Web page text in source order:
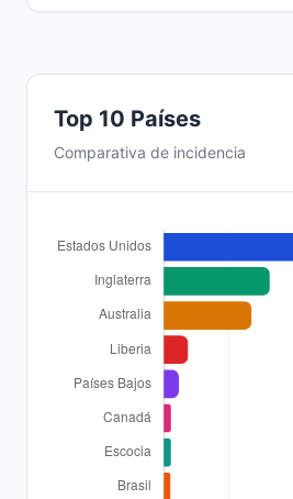
Top 10 Países
Comparativa de incidencia